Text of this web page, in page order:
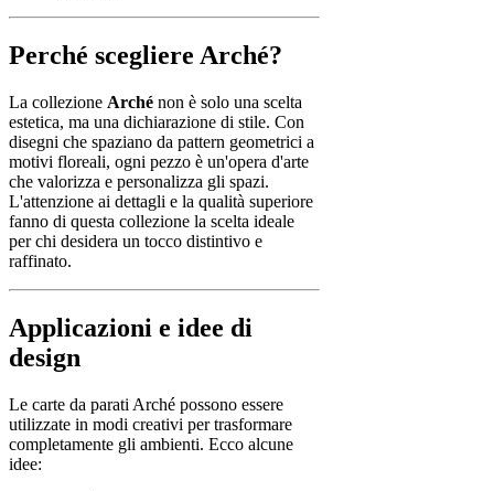
Perché scegliere Arché?
La collezione Arché non è solo una scelta
estetica, ma una dichiarazione di stile. Con
disegni che spaziano da pattern geometrici a
motivi floreali, ogni pezzo è un'opera d'arte
che valorizza e personalizza gli spazi.
L'attenzione ai dettagli e la qualità superiore
fanno di questa collezione la scelta ideale
per chi desidera un tocco distintivo e
raffinato.
Applicazioni e idee di
design
Le carte da parati Arché possono essere
utilizzate in modi creativi per trasformare
completamente gli ambienti. Ecco alcune
idee: